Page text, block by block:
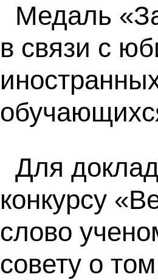
Медаль
в связи с
Для
конкурсу
слово
совету о